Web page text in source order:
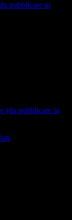
pubblicare in
(da pubblicare in